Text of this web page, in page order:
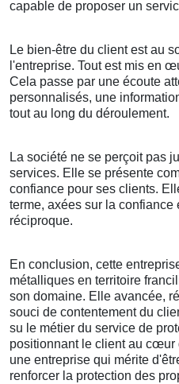
capable de proposer un
Le bien-être du client est au
l'entreprise. Tout est mis en
Cela passe par une écoute
personnalisés, une
tout au long du déroulement.
La société ne se perçoit pas
services. Elle se présente
confiance pour ses clients.
terme, axées sur la confiance
réciproque.
En conclusion, cette
métalliques en territoire
son domaine. Elle avancée,
souci de contentement du
su le métier du service de
positionnant le client au cœur
une entreprise qui mérite
renforcer la protection des